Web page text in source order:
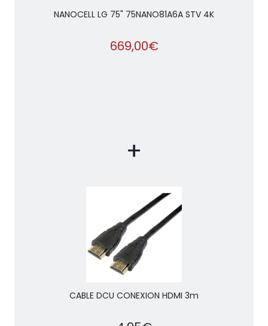
NANOCELL LG 75" 75NANO81A6A STV 4K
669,00€
+
CABLE DCU CONEXION HDMI 3m